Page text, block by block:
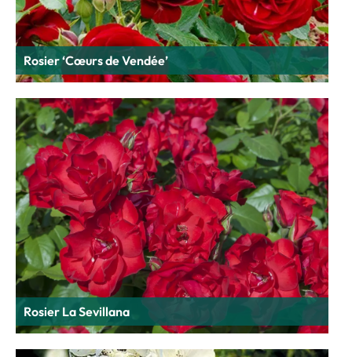
Rosier ‘Cœurs de Vendée’
Rosier La Sevillana